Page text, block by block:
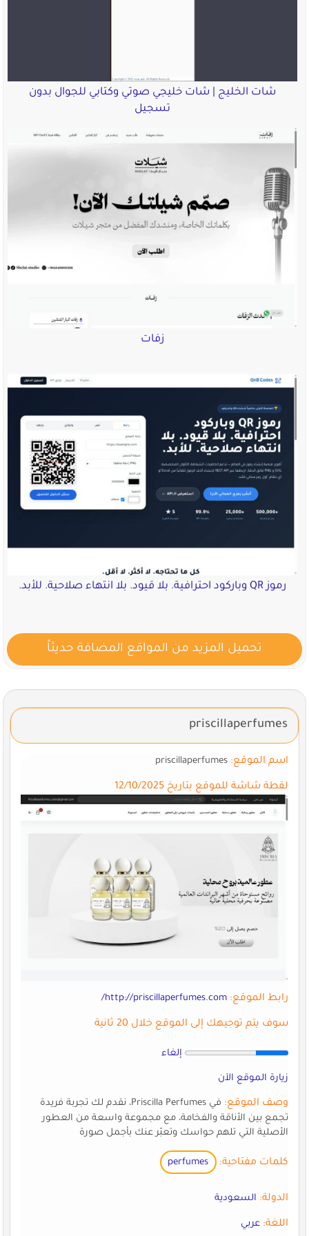
شات الخليج | شات خليجي صوتي وكتابي للجوال بدون
تسجيل
زفات
رموز QR وباركود احترافية. بلا قيود. بلا انتهاء صلاحية. للأبد.
تحميل المزيد من المواقع المضافة حديثاً
priscillaperfumes
اسم الموقع:priscillaperfumes
لقطة شاشة للموقع بتاريخ 12/10/2025
رابط الموقع: http://priscillaperfumes.com/
سوف يتم توجيهك إلى الموقع خلال 20 ثانية
إلغاء
زيارة الموقع الآن
وصف الموقع:
في Priscilla Perfumes، نقدم لك تجربة فريدة
تجمع بين الأناقة والفخامة، مع مجموعة واسعة من العطور
الأصلية التي تلهم حواسك وتعبّر عنك بأجمل صورة
كلمات مفتاحية: perfumes
الدولة: السعودية
اللغة: عربي